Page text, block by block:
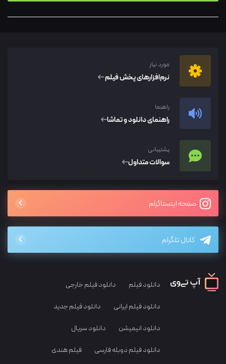
مورد نیاز
نرم‌افزار‌های پخش فیلم
راهنما
راهنمای دانلود و تماشا
پشتیبانی
سوالات متداول
صفحه اینستاگرام
کانال تلگرام
دانلود فیلم دانلود فیلم خارجی
دانلود فیلم ایرانی دانلود فیلم جدید
دانلود انیمیشن دانلود سریال
دانلود فیلم دوبله فارسی فیلم هندی